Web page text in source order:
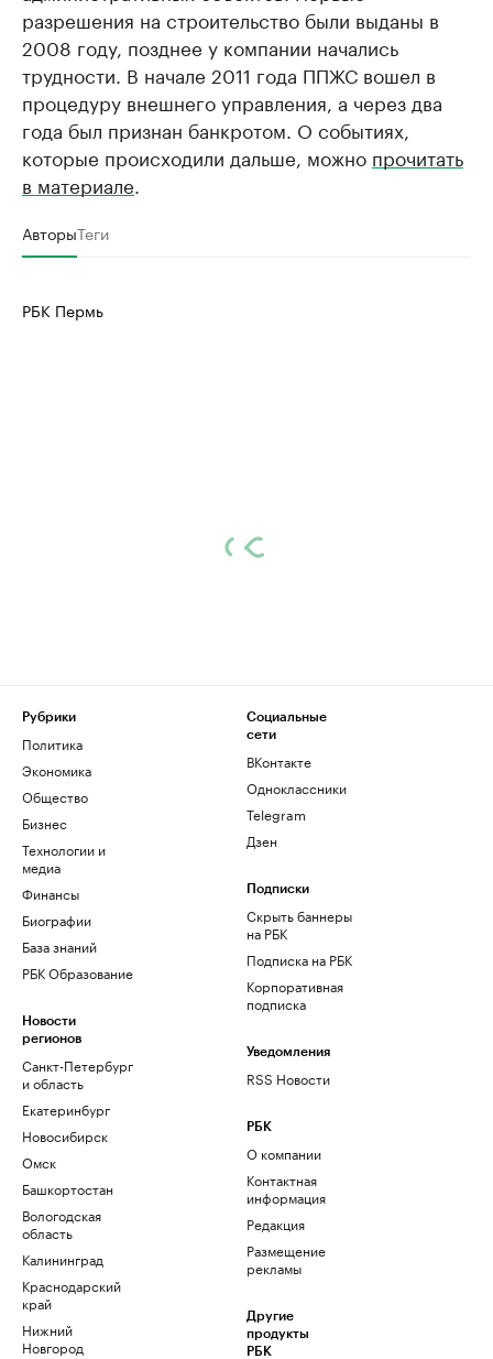
разрешения на строительство были выданы в
2008 году, позднее у компании начались
трудности. В начале 2011 года ППЖС вошел в
процедуру внешнего управления, а через два
года был признан банкротом. О событиях,
которые происходили дальше, можно прочитать
в материале
АвторыТеги
РБК Пермь
Рубрики
Политика
Экономика
Общество
Бизнес
Технологии и
медиа
Финансы
Биографии
База знаний
РБК Образование
Новости
регионов
Санкт-Петербург
и область
Екатеринбург
Новосибирск
Омск
Башкортостан
Вологодская
область
Калининград
Краснодарский
край
Нижний
Новгород
Социальные
сети
ВКонтакте
Одноклассники
Telegram
Дзен
Подписки
Скрыть баннеры
на РБК
Подписка на РБК
Корпоративная
подписка
Уведомления
RSS Новости
РБК
О компании
Контактная
информация
Редакция
Размещение
рекламы
Другие
продукты
РБК